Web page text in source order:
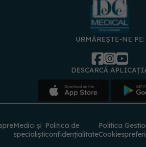
URMĂREȘTE-NE PE:
DESCARCĂ
Medici și
specialiști
Politica de
confidențialitate
Politica
Cookies